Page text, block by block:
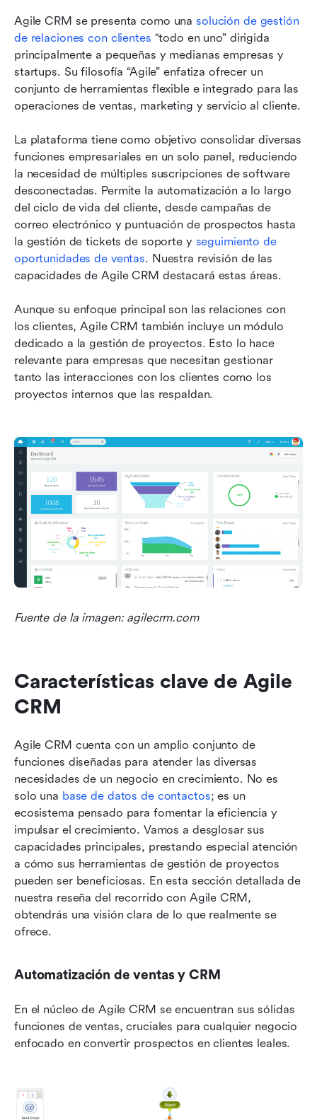
Agile CRM se presenta como una solución de gestión
de relaciones con clientes “todo en uno” dirigida
principalmente a pequeñas y medianas empresas y
startups. Su filosofía “Agile” enfatiza ofrecer un
conjunto de herramientas flexible e integrado para las
operaciones de ventas, marketing y servicio al cliente.
La plataforma tiene como objetivo consolidar diversas
funciones empresariales en un solo panel, reduciendo
la necesidad de múltiples suscripciones de software
desconectadas. Permite la automatización a lo largo
del ciclo de vida del cliente, desde campañas de
correo electrónico y puntuación de prospectos hasta
la gestión de tickets de soporte y seguimiento de
oportunidades de ventas. Nuestra revisión de las
capacidades de Agile CRM destacará estas áreas.
Aunque su enfoque principal son las relaciones con
los clientes, Agile CRM también incluye un módulo
dedicado a la gestión de proyectos. Esto lo hace
relevante para empresas que necesitan gestionar
tanto las interacciones con los clientes como los
proyectos internos que las respaldan.
Fuente de la imagen: agilecrm.com
Características clave de Agile
CRM
Agile CRM cuenta con un amplio conjunto de
funciones diseñadas para atender las diversas
necesidades de un negocio en crecimiento. No es
solo una base de datos de contactos; es un
ecosistema pensado para fomentar la eficiencia y
impulsar el crecimiento. Vamos a desglosar sus
capacidades principales, prestando especial atención
a cómo sus herramientas de gestión de proyectos
pueden ser beneficiosas. En esta sección detallada de
nuestra reseña del recorrido con Agile CRM,
obtendrás una visión clara de lo que realmente se
ofrece.
Automatización de ventas y CRM
En el núcleo de Agile CRM se encuentran sus sólidas
funciones de ventas, cruciales para cualquier negocio
enfocado en convertir prospectos en clientes leales.
Preguntas frecuentes
Lectura relacionada